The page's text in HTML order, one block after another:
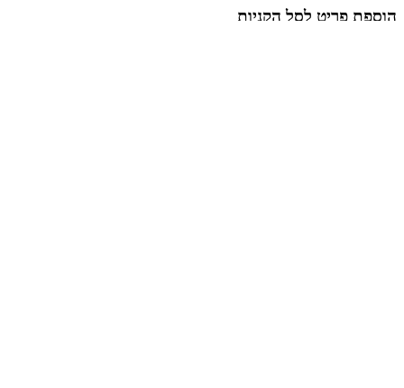
הוספת פריט לסל הקניות